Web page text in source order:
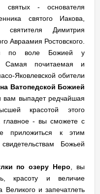
святых - основателя
святого Иакова,
святителя Димитрия
Авраамия Ростовского.
по воле Божией у
Самая почитаемая и
Яковлевской обители
Ватопедской Божией
вам выпадет редчайшая
красотой этого
главное - вы сможете с
приложиться к этим
Божьей
по озеру Неро , вы
красоту и величие
Великого и запечатлеть